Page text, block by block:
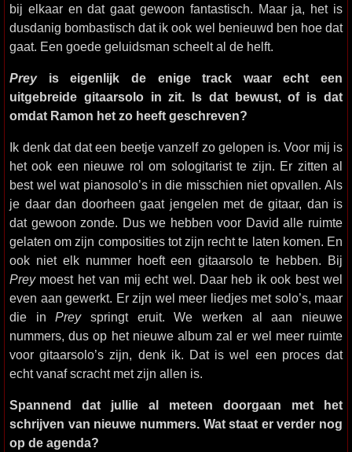
bij elkaar en dat gaat gewoon fantastisch. Maar ja, het is
dusdanig bombastisch dat ik ook wel benieuwd ben hoe dat
gaat. Een goede geluidsman scheelt al de helft.
Preyis eigenlijk de enige track waar echt een
uitgebreide gitaarsolo in zit. Is dat bewust, of is dat
omdat Ramon het zo heeft geschreven?
Ik denk dat dat een beetje vanzelf zo gelopen is. Voor mij is
het ook een nieuwe rol om sologitarist te zijn. Er zitten al
best wel wat pianosolo’s in die misschien niet opvallen. Als
je daar dan doorheen gaat jengelen met de gitaar, dan is
dat gewoon zonde. Dus we hebben voor David alle ruimte
gelaten om zijn composities tot zijn recht te laten komen. En
ook niet elk nummer hoeft een gitaarsolo te hebben. Bij
Preymoest het van mij echt wel. Daar heb ik ook best wel
even aan gewerkt. Er zijn wel meer liedjes met solo’s, maar
die inPreyspringt eruit. We werken al aan nieuwe
nummers, dus op het nieuwe album zal er wel meer ruimte
voor gitaarsolo’s zijn, denk ik. Dat is wel een proces dat
echt vanaf scracht met zijn allen is.
Spannend dat jullie al meteen doorgaan met het
schrijven van nieuwe nummers. Wat staat er verder nog
op de agenda?